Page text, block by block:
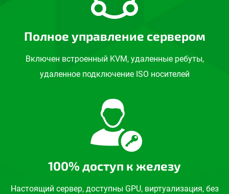
Полное управление сервером
Включен встроенный KVM, удаленные ребуты,
удаленное подключение ISO носителей
100% доступ к железу
Настоящий сервер, доступны GPU, виртуализация, без